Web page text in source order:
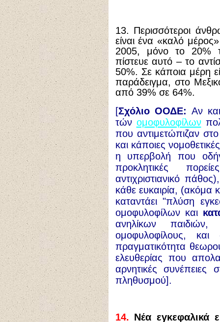
13. Περισσότεροι
είναι ένα «καλό
2005, μόνο το 20%
πίστευε αυτό – το
50%. Σε κάποια μέρη
παράδειγμα, στο
από 39% σε 64%.
[Σχόλιο ΟΟΔΕ: Αν
τών ομοφυλοφίλων
που αντιμετώπιζαν
και κάποιες
η υπερβολή που
προκλητικές
αντιχριστιανικό
κάθε ευκαιρία, (ακόμα
καταντάει "πλύση
ομοφυλοφίλων και
ανηλίκων
ομοφυλοφίλους,
πραγματικότητα
ελευθερίας που
αρνητικές
πληθυσμού].
14. Νέα εγκεφαλικά